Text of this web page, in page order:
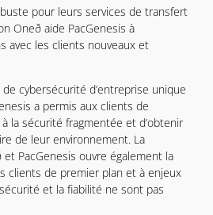
pour leurs services de transfert
Oneð aide PacGenesis à
avec les clients nouveaux et
cybersécurité d’entreprise unique
a permis aux clients de
la sécurité fragmentée et d’obtenir
de leur environnement. La
PacGenesis ouvre également la
clients de premier plan et à enjeux
et la fiabilité ne sont pas